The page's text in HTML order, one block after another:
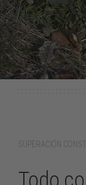
SUPERACIÓN